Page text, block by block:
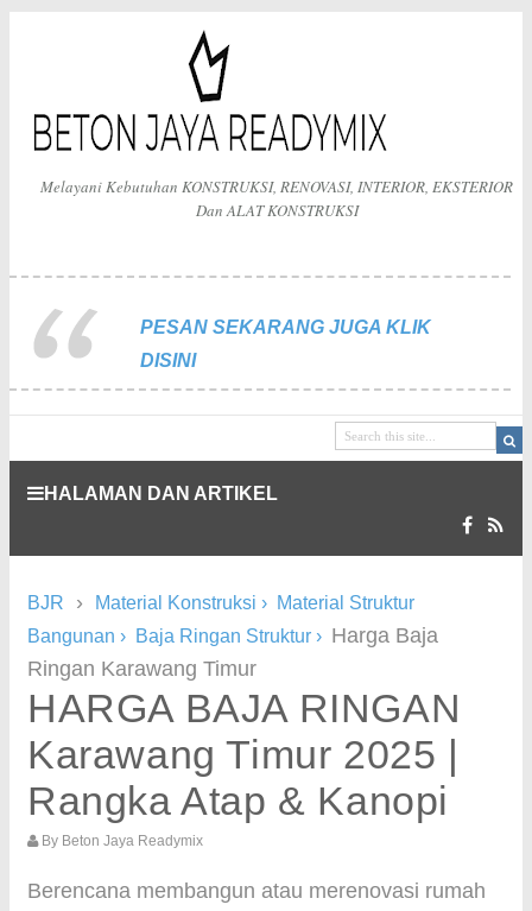
Melayani Kebutuhan KONSTRUKSI, RENOVASI, INTERIOR, EKSTERIOR
Dan ALAT KONSTRUKSI
PESAN SEKARANG JUGA KLIK
DISINI
HALAMAN DAN ARTIKEL
BJR › Material Konstruksi › Material Struktur
Bangunan › Baja Ringan Struktur › Harga Baja
Ringan Karawang Timur
HARGA BAJA RINGAN
Karawang Timur 2025 |
Rangka Atap & Kanopi
By Beton Jaya Readymix
Berencana membangun atau merenovasi rumah